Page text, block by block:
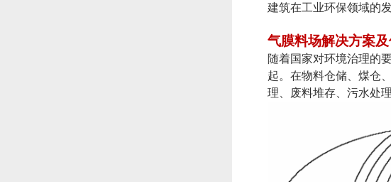
建筑在工业环保领域的发
气膜料场解决方案
随着国家对环境治理的
起。在物料仓储、煤仓
理、废料堆存、污水处